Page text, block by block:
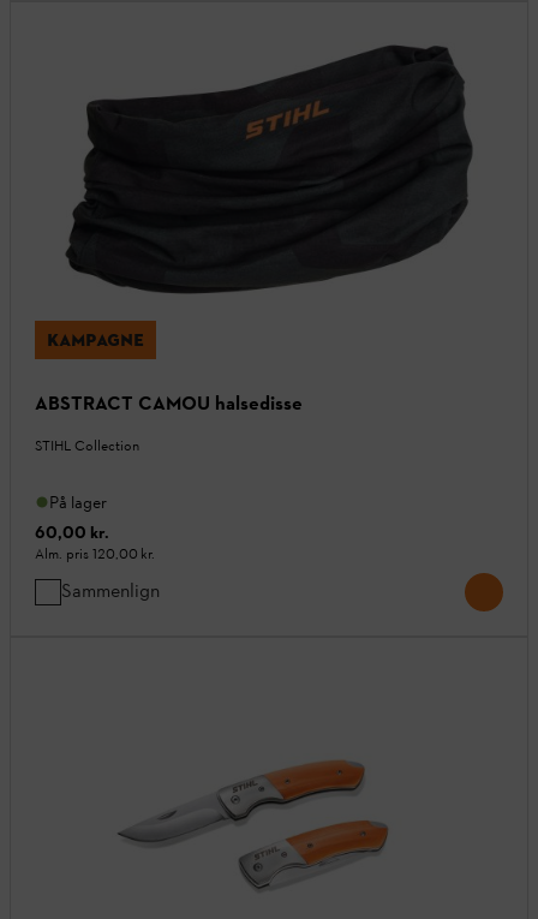
KAMPAGNE
ABSTRACT CAMOU halsedisse
STIHL Collection
På lager
60,00 kr.
Alm. pris 120,00 kr.
Sammenlign